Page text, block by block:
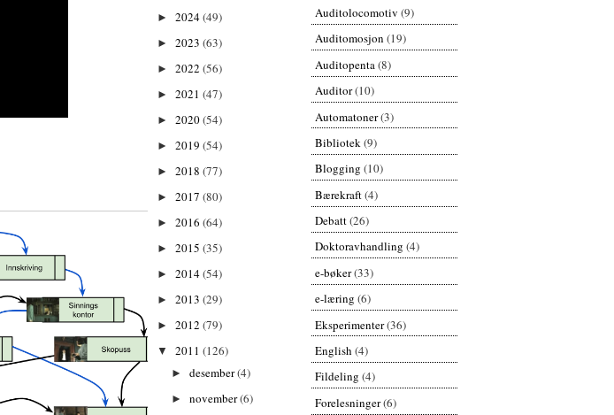
► 2024(49)
► 2023 (63)
► 2022 (56)
► 2021 (47)
► 2020(54)
► 2019 (54)
► 2018 (77)
► 2017 (80)
► 2016 (64)
► 2015 (35)
► 2014(54)
► 2013 (29)
► 2012 (79)
▼ 2011 (126)
► desember(4)
► november(6)
Auditolocomotiv (9)
Auditomosjon (19)
Auditopenta(8)
Auditor(10)
Automatoner(3)
Bibliotek(9)
Blogging (10)
Bærekraft(4)
Debatt(26)
Doktoravhandling (4)
e-bøker(33)
e-læring (6)
Eksperimenter(36)
English (4)
Fildeling (4)
Forelesninger(6)